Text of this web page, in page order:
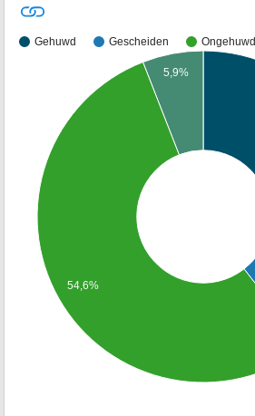
Gehuwd Gescheiden Ongehuwd
5,9%
54,6%